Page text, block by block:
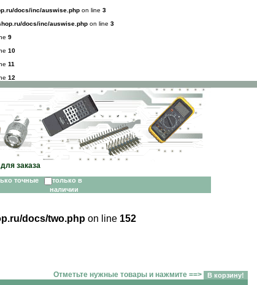
docs/inc/auswise.php on line 3
docs/inc/auswise.php on line 3
9
10
11
12
заказа
точные
только в
наличии
docs/two.php on line 152
Отметьте нужные товары и нажмите ==>